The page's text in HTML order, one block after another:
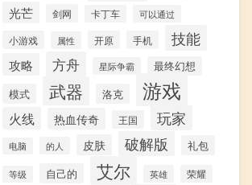
光芒 剑网 卡丁车 可以通过
小游戏 属性 开原 手机 技能
攻略 方舟 星际争霸 最终幻想
模式 武器 洛克 游戏
火线 热血传奇 王国 玩家
电脑 的人 皮肤 破解版 礼包
等级 自己的 艾尔 英雄 荣耀